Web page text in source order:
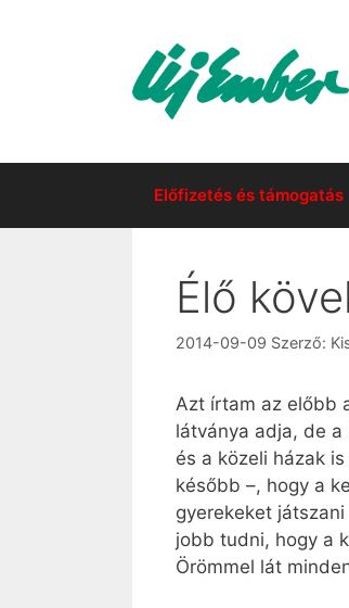
Előfizetés és támogatás
Élő
2014-09-09 Szerző:
Azt írtam az előbb
látványa adja, de
és a közeli házak
később –, hogy a
gyerekeket
jobb tudni, hogy a
Örömmel lát